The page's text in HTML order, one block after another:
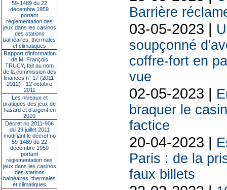
59-1489 du 22
décembre 1959
portant
réglementation des
jeux dans les casinos
des stations
balnéaires, thermales
et climatiques
Rapport d'information
de M. François
TRUCY, fait au nom
de la commission des
finances n° 17 (2011-
2012) - 12 octobre
2011
Les niveaux et
pratiques des jeux de
hasard et d’argent en
2010
Décret no 2011-906
du 29 juillet 2011
modifiant le décret no
59-1489 du 22
décembre 1959
portant
réglementation des
jeux dans les casinos
des stations
balnéaires, thermales
et climatiques
Barrière
03-05-2023 |
soupçonné
coffre-fort en
vue
02-05-2023 |
braquer le
factice
20-04-2023 |
Paris : de la
faux billets